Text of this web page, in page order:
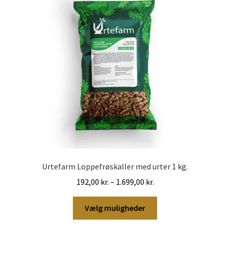
Urtefarm Loppefrøskaller med urter 1 kg.
192,00 kr. – 1.699,00 kr.Prisinterval:
192,00 kr.
1.699,00 kr.
Vælg muligheder